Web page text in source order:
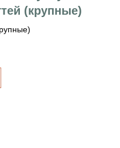
(крупные)